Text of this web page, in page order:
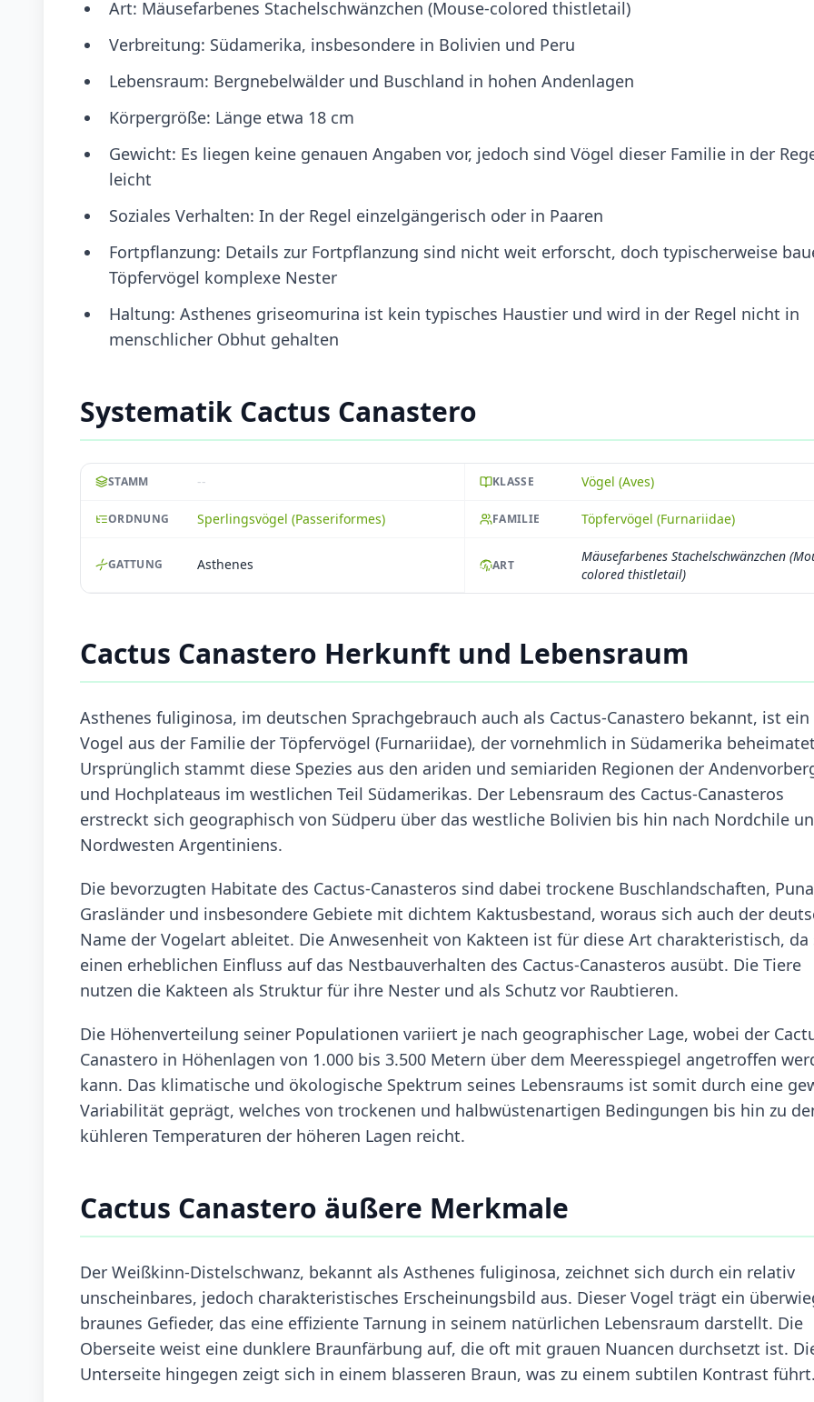
Art: Mäusefarbenes Stachelschwänzchen (Mouse-colored thistletail)
Verbreitung: Südamerika, insbesondere in Bolivien und Peru
Lebensraum: Bergnebelwälder und Buschland in hohen Andenlagen
Körpergröße: Länge etwa 18 cm
Gewicht: Es liegen keine genauen Angaben vor, jedoch sind Vögel dieser Familie in der
leicht
Soziales Verhalten: In der Regel einzelgängerisch oder in Paaren
Fortpflanzung: Details zur Fortpflanzung sind nicht weit erforscht, doch typischerweise
Töpfervögel komplexe Nester
Haltung: Asthenes griseomurina ist kein typisches Haustier und wird in der Regel nicht in
menschlicher Obhut gehalten
Systematik Cactus Canastero
STAMM -- KLASSE Vögel (Aves)
ORDNUNG Sperlingsvögel (Passeriformes) FAMILIE Töpfervögel (Furnariidae)
GATTUNG Asthenes ART
Mäusefarbenes Stachelschwänzchen
colored thistletail)
Cactus Canastero Herkunft und Lebensraum
Asthenes fuliginosa, im deutschen Sprachgebrauch auch als Cactus-Canastero bekannt, ist ein
Vogel aus der Familie der Töpfervögel (Furnariidae), der vornehmlich in Südamerika
Ursprünglich stammt diese Spezies aus den ariden und semiariden Regionen der
und Hochplateaus im westlichen Teil Südamerikas. Der Lebensraum des Cactus-Canasteros
erstreckt sich geographisch von Südperu über das westliche Bolivien bis hin nach Nordchile
Nordwesten Argentiniens.
Die bevorzugten Habitate des Cactus-Canasteros sind dabei trockene Buschlandschaften,
Grasländer und insbesondere Gebiete mit dichtem Kaktusbestand, woraus sich auch der
Name der Vogelart ableitet. Die Anwesenheit von Kakteen ist für diese Art charakteristisch, da
einen erheblichen Einfluss auf das Nestbauverhalten des Cactus-Canasteros ausübt. Die Tiere
nutzen die Kakteen als Struktur für ihre Nester und als Schutz vor Raubtieren.
Die Höhenverteilung seiner Populationen variiert je nach geographischer Lage, wobei der
Canastero in Höhenlagen von 1.000 bis 3.500 Metern über dem Meeresspiegel angetroffen
kann. Das klimatische und ökologische Spektrum seines Lebensraums ist somit durch eine
Variabilität geprägt, welches von trockenen und halbwüstenartigen Bedingungen bis hin zu
kühleren Temperaturen der höheren Lagen reicht.
Cactus Canastero äußere Merkmale
Der Weißkinn-Distelschwanz, bekannt als Asthenes fuliginosa, zeichnet sich durch ein relativ
unscheinbares, jedoch charakteristisches Erscheinungsbild aus. Dieser Vogel trägt ein
braunes Gefieder, das eine effiziente Tarnung in seinem natürlichen Lebensraum darstellt. Die
Oberseite weist eine dunklere Braunfärbung auf, die oft mit grauen Nuancen durchsetzt ist.
Unterseite hingegen zeigt sich in einem blasseren Braun, was zu einem subtilen Kontrast